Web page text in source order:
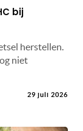
bij
herstellen.
niet
29 juli 2026